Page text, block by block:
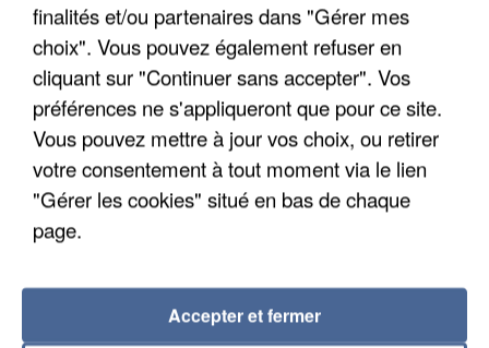
APRÈS TOUTES CES CANICULES, LES REFUGES
DE FAUNE SAUVAGE SONT...
finalités et/ou partenaires dans "Gérer mes
choix". Vous pouvez également refuser en
cliquant sur "Continuer sans accepter". Vos
préférences ne s'appliqueront que pour ce site.
Vous pouvez mettre à jour vos choix, ou retirer
votre consentement à tout moment via le lien
"Gérer les cookies" situé en bas de chaque
page.
Accepter et fermer